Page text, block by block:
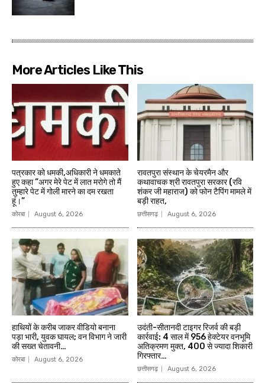
More Articles Like This
पत्रकार को धमकी,अधिकारी ने धमकाते
हुए कहा ”अगर मेरे पेट में लात मरोगे तो मैं
तुम्हारे पेट में गोली मारने का दम रखता
हूं।”
कोरबा August 6, 2026
रावतपुरा संस्थान के चेयरमैन और
कथावाचक श्री रावतपुरा सरकार (रवि
शंकर जी महाराज) को फोन टैपिंग मामले में
बड़ी राहत,
छत्तीसगढ़ August 6, 2026
हाथियों के करीब जाकर वीडियो बनाना
पड़ा भारी, युवक घायल; वन विभाग ने जारी
की सख्त चेतावनी…
कोरबा August 6, 2026
उदंती-सीतानदी टाइगर रिजर्व की बड़ी
कार्रवाई: 4 साल में 956 हेक्टेयर वनभूमि
अतिक्रमण मुक्त, 400 से ज्यादा शिकारी
गिरफ्तार…
छत्तीसगढ़ August 6, 2026